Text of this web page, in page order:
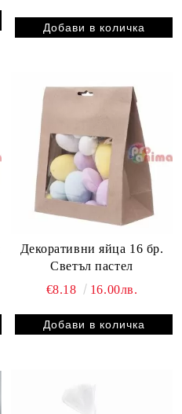
Декоративни яйца 16 бр.
Светъл пастел
€8.18
16.00лв.